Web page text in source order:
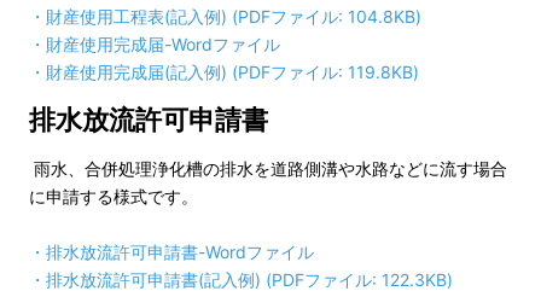
・ 財産使用工程表(記入例) (PDFファイル: 104.8KB)
・ 財産使用完成届-Wordファイル
・ 財産使用完成届(記入例) (PDFファイル: 119.8KB)
排水放流許可申請書
雨水、合併処理浄化槽の排水を道路側溝や水路などに流す場合
に申請する様式です。
・ 排水放流許可申請書-Wordファイル
・ 排水放流許可申請書(記入例) (PDFファイル: 122.3KB)